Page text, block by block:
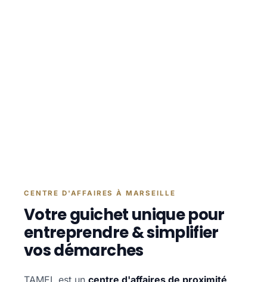
CENTRE D'AFFAIRES À MARSEILLE
Votre guichet unique pour
entreprendre & simplifier
vos démarches
TAMEL est un centre d'affaires de proximité